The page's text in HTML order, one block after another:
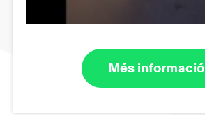
Més informació